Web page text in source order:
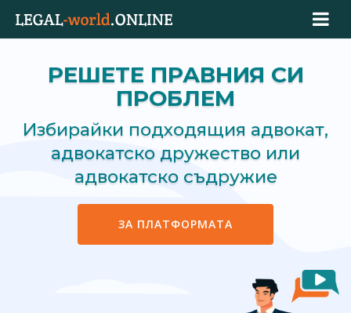
РЕШЕТЕ ПРАВНИЯ СИ
ПРОБЛЕМ
Избирайки подходящия адвокат,
адвокатско дружество или
адвокатско съдружие
ЗА ПЛАТФОРМАТА